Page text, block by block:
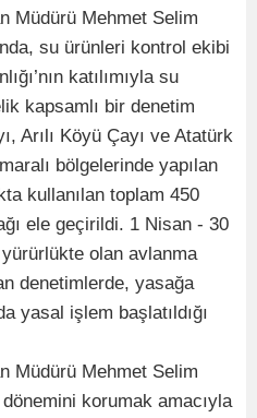
Müdürü Mehmet Selim
su ürünleri kontrol ekibi
katılımıyla su
kapsamlı bir denetim
Arılı Köyü Çayı ve Atatürk
bölgelerinde yapılan
kullanılan toplam 450
ele geçirildi. 1 Nisan - 30
olan avlanma
denetimlerde, yasağa
yasal işlem başlatıldığı
Müdürü Mehmet Selim
dönemini korumak amacıyla